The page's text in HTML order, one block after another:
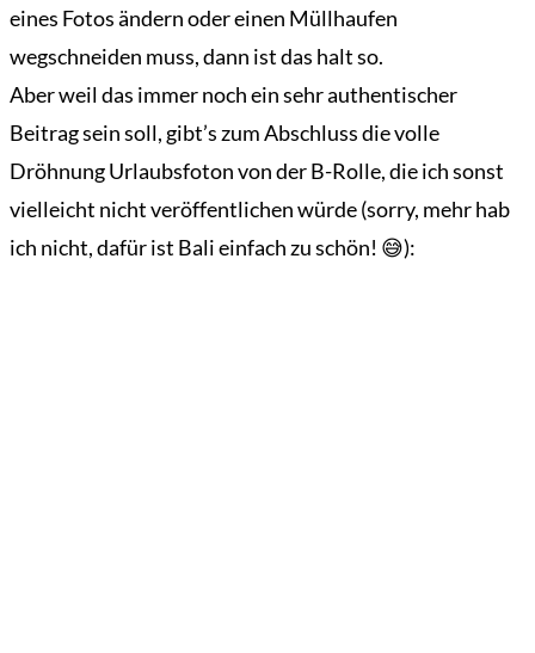
eines Fotos ändern oder einen Müllhaufen
wegschneiden muss, dann ist das halt so.
Aber weil das immer noch ein sehr authentischer
Beitrag sein soll, gibt’s zum Abschluss die volle
Dröhnung Urlaubsfoton von der B-Rolle, die ich sonst
vielleicht nicht veröffentlichen würde (sorry, mehr hab
ich nicht, dafür ist Bali einfach zu schön! 😅):